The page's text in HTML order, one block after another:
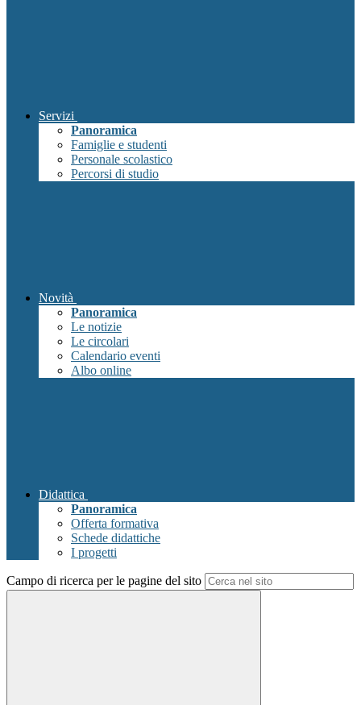
Servizi
Panoramica
Famiglie e studenti
Personale scolastico
Percorsi di studio
Novità
Panoramica
Le notizie
Le circolari
Calendario eventi
Albo online
Didattica
Panoramica
Offerta formativa
Schede didattiche
I progetti
Campo di ricerca per le pagine del sito